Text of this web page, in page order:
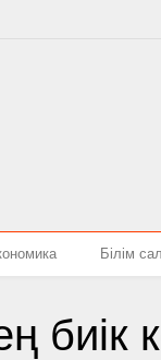
Білім
биік